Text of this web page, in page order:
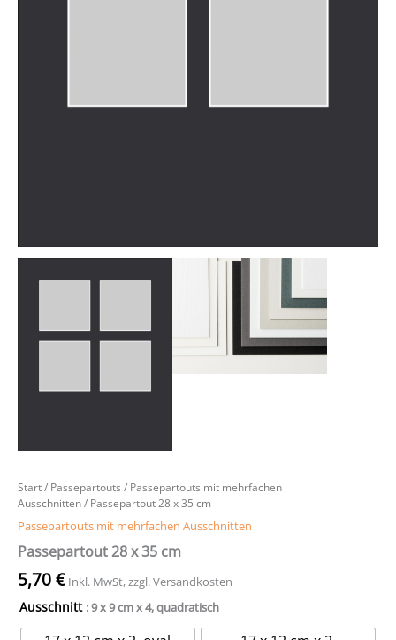
Start/ Passepartouts / Passepartouts mit mehrfachen
Ausschnitten/ Passepartout 28 x 35 cm
Passepartouts mit mehrfachen Ausschnitten
Passepartout 28 x 35 cm
5,70€ Inkl. MwSt, zzgl. Versandkosten
Ausschnitt : 9 x 9 cm x 4, quadratisch